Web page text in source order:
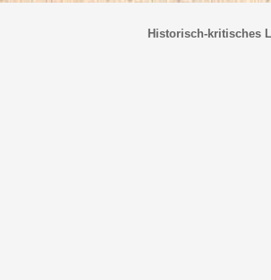
Historisch-kritisches